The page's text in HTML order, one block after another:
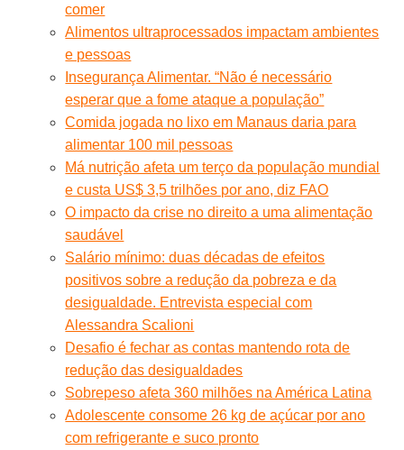
comer
Alimentos ultraprocessados impactam ambientes
e pessoas
Insegurança Alimentar. “Não é necessário
esperar que a fome ataque a população”
Comida jogada no lixo em Manaus daria para
alimentar 100 mil pessoas
Má nutrição afeta um terço da população mundial
e custa US$ 3,5 trilhões por ano, diz FAO
O impacto da crise no direito a uma alimentação
saudável
Salário mínimo: duas décadas de efeitos
positivos sobre a redução da pobreza e da
desigualdade. Entrevista especial com
Alessandra Scalioni
Desafio é fechar as contas mantendo rota de
redução das desigualdades
Sobrepeso afeta 360 milhões na América Latina
Adolescente consome 26 kg de açúcar por ano
com refrigerante e suco pronto